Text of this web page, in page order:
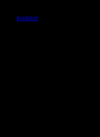
ВОЗВРАТ